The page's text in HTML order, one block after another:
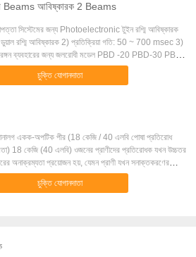
Beams আবিষ্কারক 2 Beams
সিস্টেমের জন্য Photoelectronic টুইন রশ্মি আবিষ্কারক
রশ্মি আবিষ্কারক 2) প্রতিক্রিয়া গতি: 50 ~ 700 msec 3)
ব্যবহারের জন্য জলরোধী মডেল PBD -20 PBD-30 PBD
PBD -60 PBD -80 PBD -100 ...
চুক্তি যোগানদাতা
একক-অপটিক পীর (18 কেজি / 40 এলবি পোষা প্রতিরোধ
18 কেজি (40 এলবি) ওজনের প্রাণীদের প্রতিরোধক যখন উচ্চতর
অনাক্রম্যতা প্রয়োজন হয়, যেমন প্রাণী যখন সনাক্তকরণের
নিয়মিত থাকে, তখন ডিজি 75 ব্যবহার করার বিষয়টি বিবেচনা করুন
x 11 মি (35 ফুট এক্স 35 ফুট) এবং 88.5 ° দেখার কোণ সহ
সুরক্ষা সর্বাধিক করে তোলে দ্বৈত উপাদান সেন্সর অ্যান্টি-ট্যাম্পার সুইচ
চুক্তি যোগানদাতা